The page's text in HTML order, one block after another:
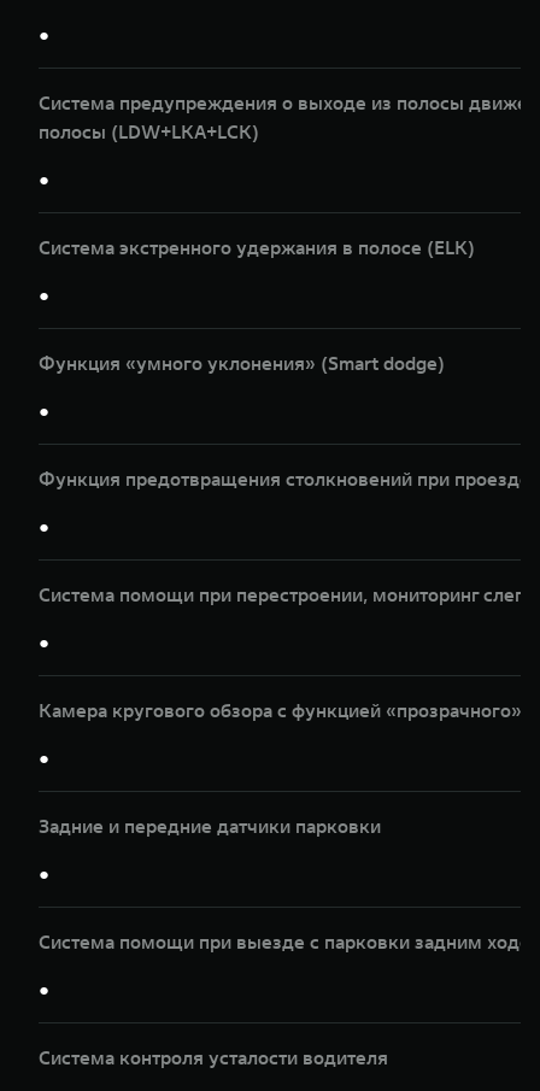
●
Система предупреждения о выходе из полосы
полосы (LDW+LKA+LCK)
●
Система экстренного удержания в полосе (ELK)
●
Функция «умного уклонения» (Smart dodge)
●
Функция предотвращения столкновений при проезде
●
Система помощи при перестроении, мониторинг
●
Камера кругового обзора с функцией «прозрачного»
●
Задние и передние датчики парковки
●
Система помощи при выезде с парковки задним
●
Система контроля усталости водителя